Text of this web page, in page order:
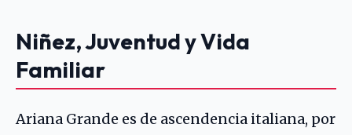
Niñez, Juventud y Vida
Familiar
Ariana Grande es de ascendencia italiana, por